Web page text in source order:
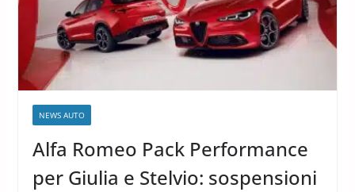
NEWS AUTO
Alfa Romeo Pack Performance
per Giulia e Stelvio: sospensioni